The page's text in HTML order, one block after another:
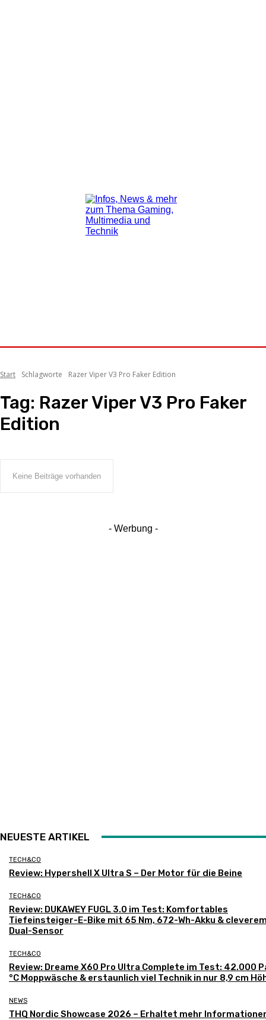
Start Schlagworte Razer Viper V3 Pro Faker Edition
Tag: Razer Viper V3 Pro Faker
Edition
Keine Beiträge vorhanden
- Werbung -
NEUESTE ARTIKEL
TECH&CO
Review: Hypershell X Ultra S – Der Motor für die Beine
TECH&CO
Review: DUKAWEY FUGL 3.0 im Test: Komfortables
Tiefeinsteiger-E-Bike mit 65 Nm, 672-Wh-Akku &
Dual-Sensor
TECH&CO
Review: Dreame X60 Pro Ultra Complete im Test: 42.000
°C Moppwäsche & erstaunlich viel Technik in nur 8,9 cm
NEWS
THQ Nordic Showcase 2026 – Erhaltet mehr